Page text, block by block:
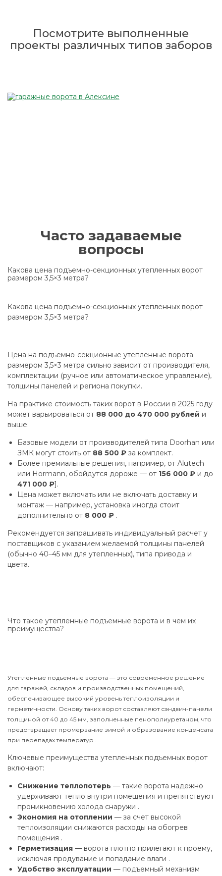
Посмотрите выполненные
проекты различных типов заборов
Часто задаваемые
вопросы
Какова цена подъемно-секционных утепленных ворот
размером 3,5×3 метра?
Какова цена подъемно-секционных утепленных ворот
размером 3,5×3 метра?
Цена на подъемно-секционные утепленные ворота
размером 3,5×3 метра сильно зависит от производителя,
комплектации (ручное или автоматическое управление),
толщины панелей и региона покупки.
На практике стоимость таких ворот в России в 2025 году
может варьироваться от 88 000 до 470 000 рублей и
выше:
Базовые модели от производителей типа Doorhan или
ЗМК могут стоить от 88 500 ₽ за комплект.
Более премиальные решения, например, от Alutech
или Hormann, обойдутся дороже — от 156 000 ₽ и до
471 000 ₽].
Цена может включать или не включать доставку и
монтаж — например, установка иногда стоит
дополнительно от 8 000 ₽ .
Рекомендуется запрашивать индивидуальный расчет у
поставщиков с указанием желаемой толщины панелей
(обычно 40–45 мм для утепленных), типа привода и
цвета.
Что такое утепленные подъемные ворота и в чем их
преимущества?
Утепленные подъемные ворота — это современное решение
для гаражей, складов и производственных помещений,
обеспечивающее высокий уровень теплоизоляции и
герметичности. Основу таких ворот составляют сэндвич-панели
толщиной от 40 до 45 мм, заполненные пенополиуретаном, что
предотвращает промерзание зимой и образование конденсата
при перепадах температур .
Ключевые преимущества утепленных подъемных ворот
включают:
Снижение теплопотерь — такие ворота надежно
удерживают тепло внутри помещения и препятствуют
проникновению холода снаружи .
Экономия на отоплении — за счет высокой
теплоизоляции снижаются расходы на обогрев
помещения .
Герметизация — ворота плотно прилегают к проему,
исключая продувание и попадание влаги .
Удобство эксплуатации — подъемный механизм